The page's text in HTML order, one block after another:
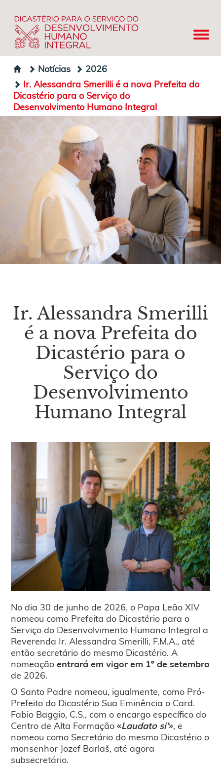
Notícias
2026
Ir. Alessandra Smerilli é a nova Prefeita do
Dicastério para o Serviço do
Desenvolvimento Humano Integral
Ir. Alessandra Smerilli
é a nova Prefeita do
Dicastério para o
Serviço do
Desenvolvimento
Humano Integral
No dia 30 de junho de 2026, o Papa Leão XIV
nomeou como Prefeita do Dicastério para o
Serviço do Desenvolvimento Humano Integral a
Reverenda Ir. Alessandra Smerilli, F.M.A., até
então secretário do mesmo Dicastério. A
nomeaçãoentrará em vigor em 1º de setembro
de 2026.
O Santo Padre nomeou, igualmente, como Pró-
Prefeito do Dicastério Sua Eminência o Card.
Fabio Baggio, C.S., com o encargo específico do
Centro de Alta Formação«Laudato si’», e
nomeou como Secretário do mesmo Dicastério o
monsenhor Jozef Barlaš, até agora
subsecretário.